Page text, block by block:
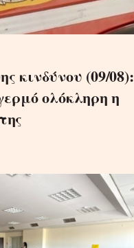
κινδύνου (09/08):
ολόκληρη η